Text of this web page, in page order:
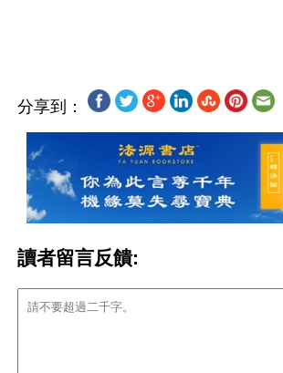
分享到：
讀者留言反饋: